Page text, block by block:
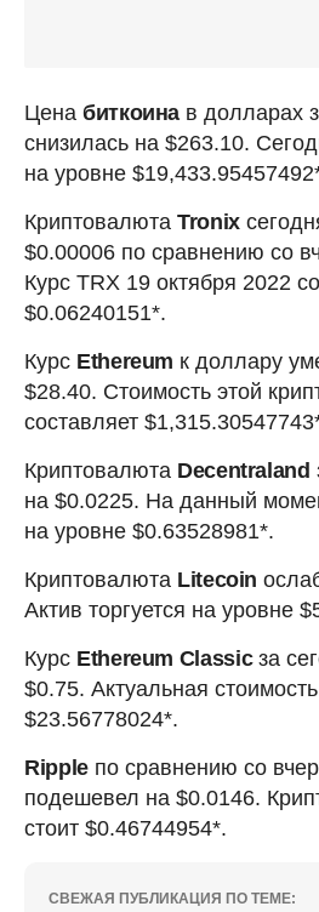
Цена биткоина в долларах
снизилась на $263.10.
на уровне
Криптовалюта Tronix
$0.00006 по сравнению со
Курс TRX 19 октября 2022
$0.06240151*.
Курс Ethereum к доллару
$28.40. Стоимость этой
составляет
Криптовалюта Decentraland
на $0.0225. На данный
на уровне $0.63528981*.
Криптовалюта Litecoin
Актив торгуется на уровне
Курс Ethereum Classicза
$0.75. Актуальная
$23.56778024*.
Rippleпо сравнению со
подешевел на $0.0146.
стоит $0.46744954*.
СВЕЖАЯ ПУБЛИКАЦИЯ ПО ТЕМЕ: